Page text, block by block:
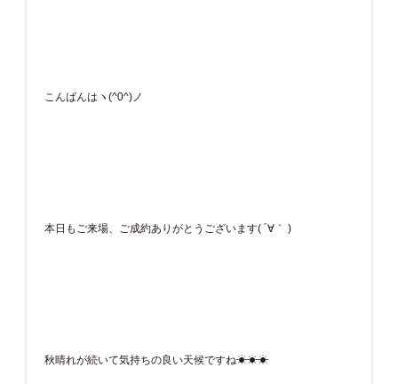
こんばんはヽ(^0^)ノ
本日もご来場、ご成約ありがとうございます( ´∀｀ )
秋晴れが続いて気持ちの良い天候ですね☀☀☀